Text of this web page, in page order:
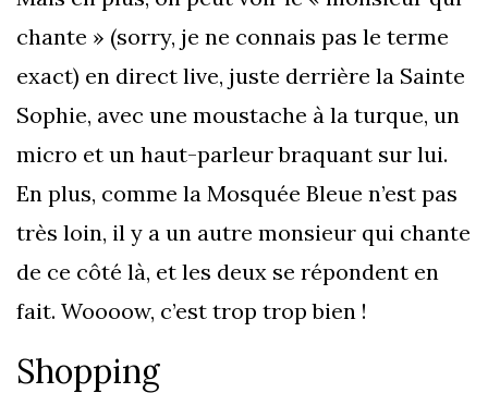
chante » (sorry, je ne connais pas le terme
exact) en direct live, juste derrière la Sainte
Sophie, avec une moustache à la turque, un
micro et un haut-parleur braquant sur lui.
En plus, comme la Mosquée Bleue n’est pas
très loin, il y a un autre monsieur qui chante
de ce côté là, et les deux se répondent en
fait. Woooow, c’est trop trop bien !
Shopping